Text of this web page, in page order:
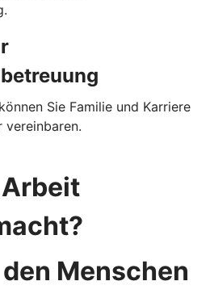
Sie Familie und Karriere
Menschen